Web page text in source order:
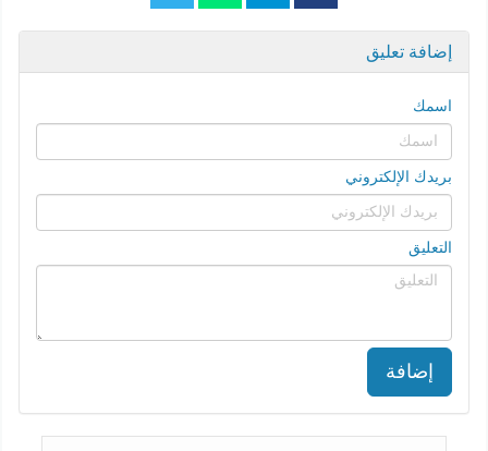
إضافة تعليق
اسمك
بريدك الإلكتروني
التعليق
إضافة